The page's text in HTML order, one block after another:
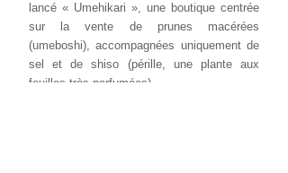
lancé « Umehikari », une boutique centrée
sur la vente de prunes macérées
(umeboshi), accompagnées uniquement de
sel et de shiso (pérille, une plante aux
feuilles très parfumées).